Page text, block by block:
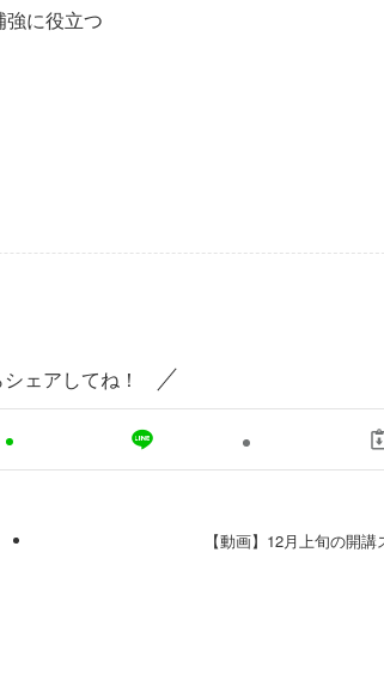
に役立つ
ェアしてね！
【動画】12月上旬の開